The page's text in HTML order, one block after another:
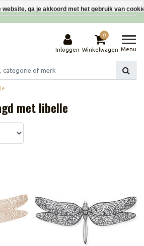
van gerecyclede materialen
Inloggen
0
Winkelwagen Menu
met libelle
website, ga je akkoord met het gebruik van